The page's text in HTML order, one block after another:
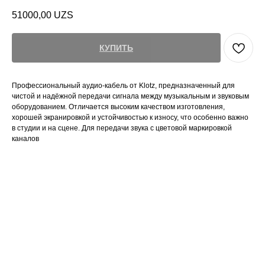
51000,00 UZS
КУПИТЬ
Профессиональный аудио-кабель от Klotz, предназначенный для
чистой и надёжной передачи сигнала между музыкальным и звуковым
оборудованием. Отличается высоким качеством изготовления,
хорошей экранировкой и устойчивостью к износу, что особенно важно
в студии и на сцене. Для передачи звука с цветовой маркировкой
каналов